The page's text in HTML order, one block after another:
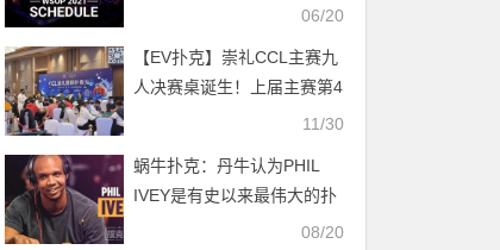
06/20
【EV扑克】崇礼CCL主赛九
人决赛桌诞生！上届主赛第4
名霍钰手握615万记分牌遥
11/30
蜗牛扑克：丹牛认为PHIL
IVEY是有史以来最伟大的扑
08/20